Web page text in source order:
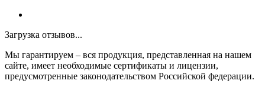
Загрузка отзывов...
Мы гарантируем – вся продукция, представленная на нашем
сайте, имеет необходимые сертификаты и лицензии,
предусмотренные законодательством Российской федерации.